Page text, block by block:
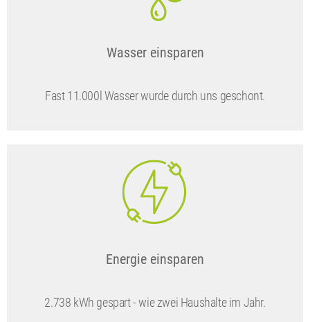
Wasser einsparen
Fast 11.000l Wasser wurde durch uns geschont.
Energie einsparen
2.738 kWh gespart - wie zwei Haushalte im Jahr.